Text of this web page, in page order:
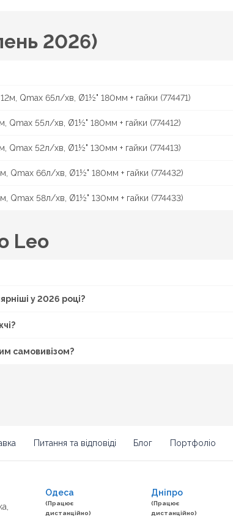
2026)
Qmax 65л/хв, Ø1½" 180мм + гайки (774471)
Qmax 55л/хв, Ø1½" 180мм + гайки (774412)
Qmax 52л/хв, Ø1½" 130мм + гайки (774413)
Qmax 66л/хв, Ø1½" 180мм + гайки (774432)
Qmax 58л/хв, Ø1½" 130мм + гайки (774433)
Leo
у 2026 році?
самовивізом?
Питання та відповіді Блог Портфоліо
Одеса
(Працює
дистанційно)
Дніпро
(Працює
дистанційно)